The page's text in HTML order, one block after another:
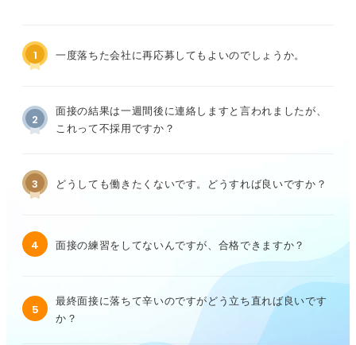
1 一度落ちた会社に再応募してもよいのでしょうか。
2
面接の結果は一週間後に連絡しますと言われましたが、
これって不採用ですか？
3 どうしても働きたくないです。どうすれば良いですか？
4 面接の練習をしてないんですが、合格できますか？
5
最終面接に落ちて辛いのですがどう立ち直れば良いです
か？